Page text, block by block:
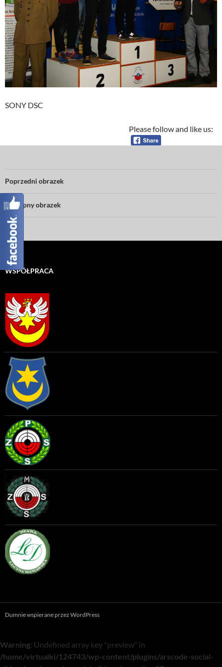
SONY DSC
Please follow and like us:
Poprzedni obrazek
Następny obrazek
WSPÓŁPRACA
Dumnie wspierane przez WordPress
Warning: Undefined array key "preview" in
/home/virtualki/124743/wp-content/plugins/arscode-social-